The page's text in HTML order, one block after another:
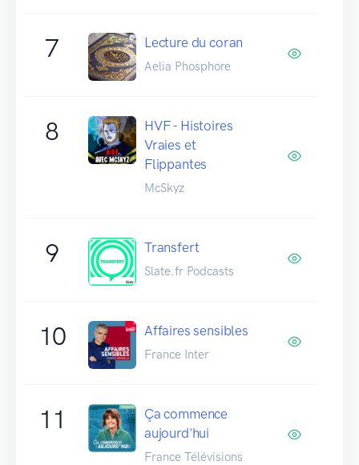
7 Lecture du coran
Aelia Phosphore
8
HVF - Histoires
Vraies et
Flippantes
McSkyz
9 Transfert
Slate.fr Podcasts
10 Affaires sensibles
France Inter
11
Ça commence
aujourd'hui
France Télévisions